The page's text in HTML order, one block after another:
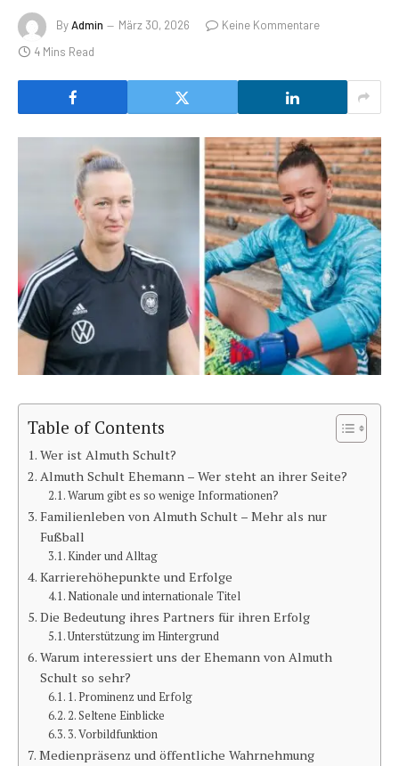
ByAdmin März 30, 2026
Keine Kommentare
4 Mins Read
Table of Contents
Wer ist Almuth Schult?
Almuth Schult Ehemann – Wer steht an ihrer Seite?
Warum gibt es so wenige Informationen?
Familienleben von Almuth Schult – Mehr als nur
Fußball
Kinder und Alltag
Karrierehöhepunkte und Erfolge
Nationale und internationale Titel
Die Bedeutung ihres Partners für ihren Erfolg
Unterstützung im Hintergrund
Warum interessiert uns der Ehemann von Almuth
Schult so sehr?
1. Prominenz und Erfolg
2. Seltene Einblicke
3. Vorbildfunktion
Medienpräsenz und öffentliche Wahrnehmung